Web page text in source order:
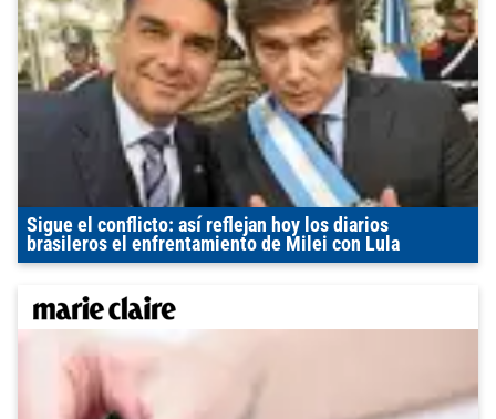
Sigue el conflicto: así reflejan hoy los diarios
brasileros el enfrentamiento de Milei con Lula